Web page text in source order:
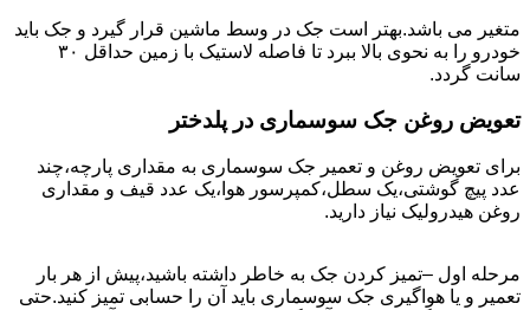
متغیر می باشد.بهتر است جک در وسط ماشین قرار گیرد و جک باید
خودرو را به نحوی بالا ببرد تا فاصله لاستیک با زمین حداقل ۳۰
سانت گردد.
تعویض روغن جک سوسماری در پلدختر
برای تعویض روغن و تعمیر جک سوسماری به مقداری پارچه،چند
عدد پیچ گوشتی،یک سطل،کمپرسور هوا،یک عدد قیف و مقداری
روغن هیدرولیک نیاز دارید.
مرحله اول –تمیز کردن جک به خاطر داشته باشید،پیش از هر بار
تعمیر و یا هواگیری جک سوسماری باید آن را حسابی تمیز کنید.حتی